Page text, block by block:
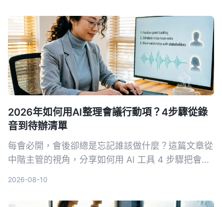
間。
2026年如何用AI整理會議行動項？4步驟從錄
音到待辦清單
每會必開，會後卻總是忘記誰該做什麼？這篇文章從
中階主管的視角，分享如何用 AI 工具 4 步驟把會議
2026-08-10